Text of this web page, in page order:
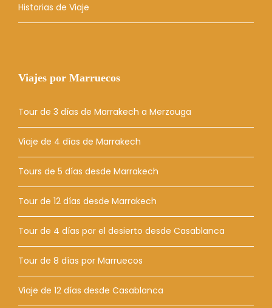
Historias de Viaje
Viajes por Marruecos
Tour de 3 días de Marrakech a Merzouga
Viaje de 4 días de Marrakech
Tours de 5 días desde Marrakech
Tour de 12 días desde Marrakech
Tour de 4 días por el desierto desde Casablanca
Tour de 8 días por Marruecos
Viaje de 12 días desde Casablanca